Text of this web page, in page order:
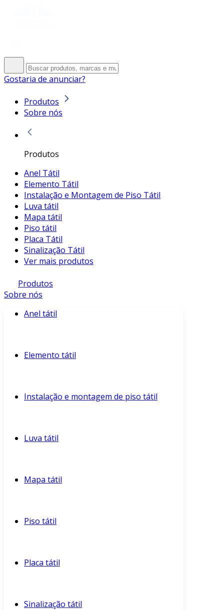
Gostaria de anunciar?
Produtos
Sobre nós
Produtos
Anel Tátil
Elemento Tátil
Instalação e Montagem de Piso Tátil
Luva tátil
Mapa tátil
Piso tátil
Placa Tátil
Sinalização Tátil
Ver mais produtos
Produtos
Sobre nós
Anel tátil
Elemento tátil
Instalação e montagem de piso tátil
Luva tátil
Mapa tátil
Piso tátil
Placa tátil
Sinalização tátil